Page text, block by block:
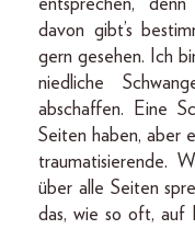
entsprechen,
davon gibt’s
gern gesehen. Ich
niedliche
abschaffen. Eine
Seiten haben, aber
traumatisierende.
über alle Seiten
das, wie so oft, auf